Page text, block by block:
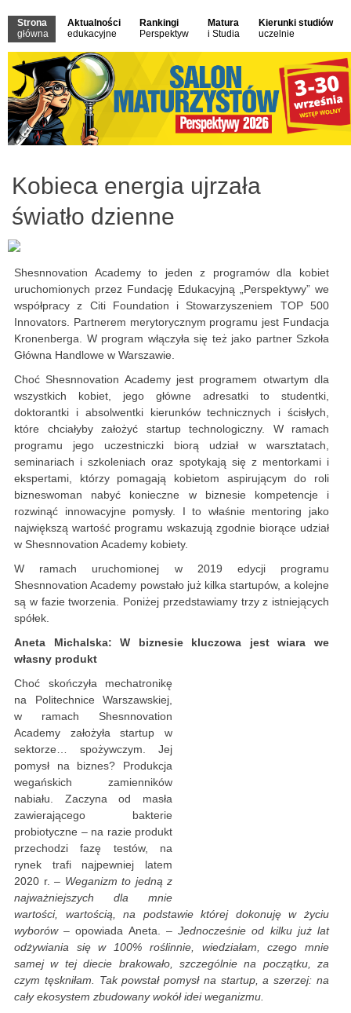
Strona
główna
Aktualności
edukacyjne
Rankingi
Perspektyw
Matura
i Studia
Kierunki studiów
uczelnie
Kobieca energia ujrzała
światło dzienne
Shesnnovation Academy to jeden z programów dla kobiet
uruchomionych przez Fundację Edukacyjną „Perspektywy” we
współpracy z Citi Foundation i Stowarzyszeniem TOP 500
Innovators. Partnerem merytorycznym programu jest Fundacja
Kronenberga. W program włączyła się też jako partner Szkoła
Główna Handlowe w Warszawie.
Choć Shesnnovation Academy jest programem otwartym dla
wszystkich kobiet, jego główne adresatki to studentki,
doktorantki i absolwentki kierunków technicznych i ścisłych,
które chciałyby założyć startup technologiczny. W ramach
programu jego uczestniczki biorą udział w warsztatach,
seminariach i szkoleniach oraz spotykają się z mentorkami i
ekspertami, którzy pomagają kobietom aspirującym do roli
bizneswoman nabyć konieczne w biznesie kompetencje i
rozwinąć innowacyjne pomysły. I to właśnie mentoring jako
największą wartość programu wskazują zgodnie biorące udział
w Shesnnovation Academy kobiety.
W ramach uruchomionej w 2019 edycji programu
Shesnnovation Academy powstało już kilka startupów, a kolejne
są w fazie tworzenia. Poniżej przedstawiamy trzy z istniejących
spółek.
Aneta Michalska: W biznesie kluczowa jest wiara we
własny produkt
Choć skończyła mechatronikę
na Politechnice Warszawskiej,
w ramach Shesnnovation
Academy założyła startup w
sektorze… spożywczym. Jej
pomysł na biznes? Produkcja
wegańskich zamienników
nabiału. Zaczyna od masła
zawierającego bakterie
probiotyczne – na razie produkt
przechodzi fazę testów, na
rynek trafi najpewniej latem
2020 r. – Weganizm to jedną z
najważniejszych dla mnie
wartości, wartością, na podstawie której dokonuję w życiu
wyborów– opowiada Aneta. –Jednocześnie od kilku już lat
odżywiania się w 100% roślinnie, wiedziałam, czego mnie
samej w tej diecie brakowało, szczególnie na początku, za
czym tęskniłam. Tak powstał pomysł na startup, a szerzej: na
cały ekosystem zbudowany wokół idei weganizmu.